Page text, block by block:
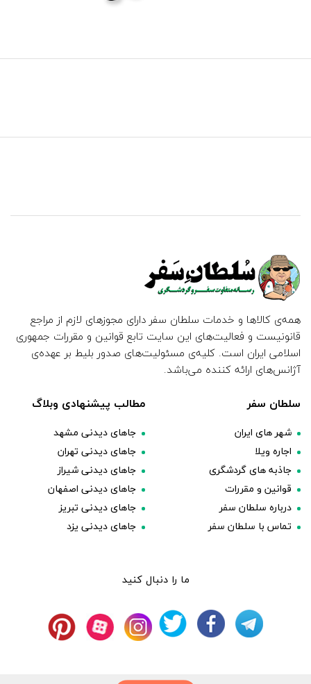
همه‌ی کالاها و خدمات سلطان سفر دارای مجوزهای لازم از مراجع
قانونیست و فعالیت‌های این سایت تابع قوانین و مقررات جمهوری
اسلامی ایران است. کلیه‌ی مسئولیت‌های صدور بلیط بر عهده‌ی
آژانس‌های ارائه کننده می‌باشد.
سلطان سفر
شهر های ایران
اجاره ویلا
جاذبه های گردشگری
قوانین و مقررات
درباره سلطان سفر
تماس با سلطان سفر
مطالب پیشنهادی وبلاگ
جاهای دیدنی مشهد
جاهای دیدنی تهران
جاهای دیدنی شیراز
جاهای دیدنی اصفهان
جاهای دیدنی تبریز
جاهای دیدنی یزد
ما را دنبال کنید